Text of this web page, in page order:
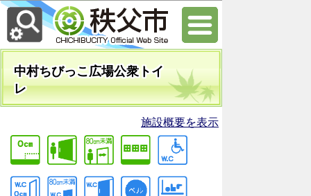
中村ちびっこ広場公衆トイ
レ
施設概要を表示